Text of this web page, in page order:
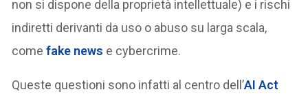
non si dispone della proprietà intellettuale) e i rischi
indiretti derivanti da uso o abuso su larga scala,
comefake news e cybercrime.
Queste questioni sono infatti al centro dell’AI Act